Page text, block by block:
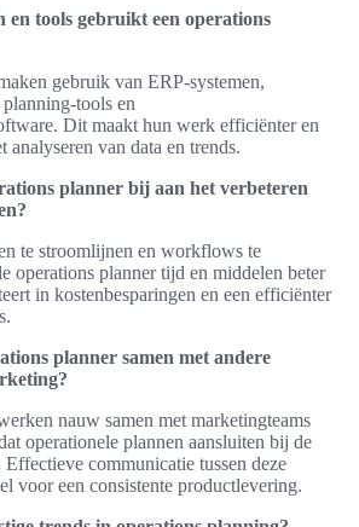
en tools gebruikt een operations
gebruik van ERP-systemen,
tools en
Dit maakt hun werk efficiënter en
analyseren van data en trends.
planner bij aan het verbeteren
te stroomlijnen en workflows te
operations planner tijd en middelen beter
in kostenbesparingen en een efficiënter
planner samen met andere
nauw samen met marketingteams
operationele plannen aansluiten bij de
communicatie tussen deze
voor een consistente productlevering.